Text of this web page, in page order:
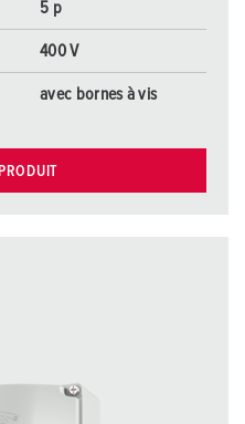
5 p
400 V
avec bornes à vis